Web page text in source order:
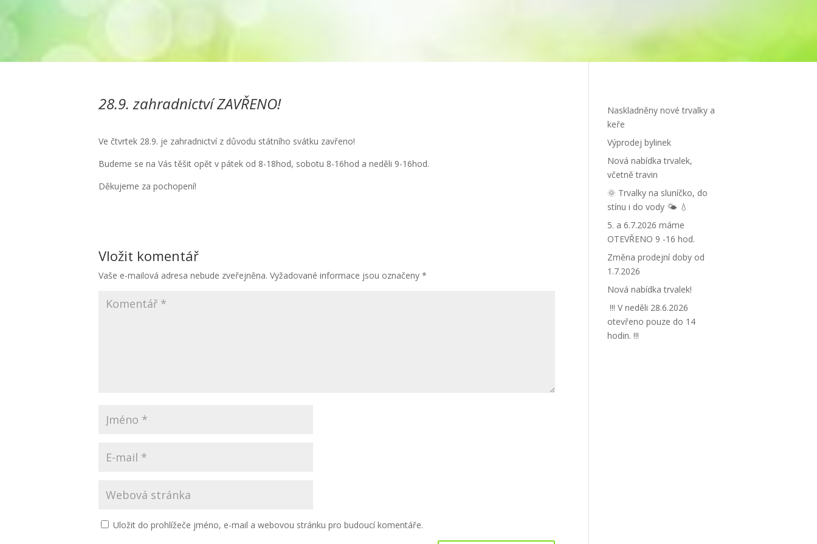
28.9. zahradnictví ZAVŘENO!
Ve čtvrtek 28.9. je zahradnictví z důvodu státního svátku zavřeno!
Budeme se na Vás těšit opět v pátek od 8-18hod, sobotu 8-16hod a neděli 9-16hod.
Děkujeme za pochopení!
Vložit komentář
Vaše e-mailová adresa nebude zveřejněna. Vyžadované informace jsou označeny *
Uložit do prohlížeče jméno, e-mail a webovou stránku pro budoucí komentáře.
Naskladněny nové trvalky a
keře
Výprodej bylinek
Nová nabídka trvalek,
včetně travin
🌞 Trvalky na sluníčko, do
stínu i do vody 🌤 💧
5. a 6.7.2026 máme
OTEVŘENO 9 -16 hod.
Změna prodejní doby od
1.7.2026
Nová nabídka trvalek!
!!! V neděli 28.6.2026
otevřeno pouze do 14
hodin. !!!